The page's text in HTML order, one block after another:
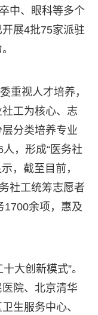
中、眼科等多个
展4批75家派驻
重视人才培养，
工为核心、志
分类培养专业
，形成“医务社
，截至目前，
社工统筹志愿者
1700余项，惠及
大创新模式”。
院、北京清华
生服务中心、